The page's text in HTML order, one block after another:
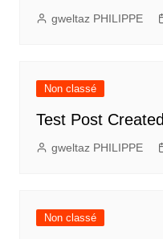
gweltaz PHILIPPE
Non classé
Test Post Created
gweltaz PHILIPPE
Non classé